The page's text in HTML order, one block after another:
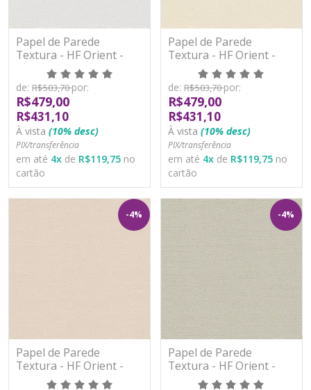
Papel de Parede
Textura - HF Orient -
121031 - Vinílico - TNT
de: R$503,70por:
R$479,00
R$431,10
À vista (10% desc)
PIX/transferência
em até 4x de R$119,75 no
cartão
Papel de Parede
Textura - HF Orient -
121032 - Vinílico - TNT
de: R$503,70por:
R$479,00
R$431,10
À vista (10% desc)
PIX/transferência
em até 4x de R$119,75 no
cartão
-4%
Papel de Parede
Textura - HF Orient -
121033 - Vinílico - TNT
-4%
Papel de Parede
Textura - HF Orient -
121036 - Vinílico - TNT